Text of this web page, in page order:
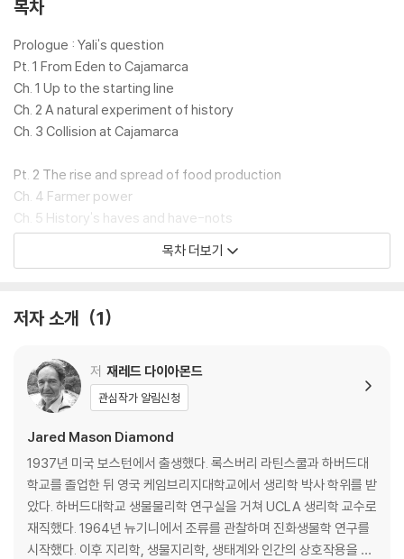
ring or displacing their peoples. This edition includes a new ch
apter on Japan and all-new illustrations drawn from the televi
sion series. Until around 11,000 BC, all peoples were still Stone
Age hunter/gatherers. At that point, a great divide occurred in
the rates that human societies evolved. In Eurasia, parts of th
f existence when indigenous wild plants and animals were do
mesticated by prehistoric planters and herders. As Jared Dia
mond vividly reveals, the very people who gained a head start
in producing food would collide with preliterate cultures, shapi
ng the modern world through conquest, displacement, and ge
and geography. But how did differences in societies arise? W
to colonize Europe? Diamond dismantles pernicious racial the
ories tracing societal differences to biological differences. He
assembles convincing evidence linking germs to domesticati
on of animals, germs that Eurasians then spread in epidemic p
roportions in their voyages of discovery. In its sweep, Guns, G
erms and Steel encompasses the rise of agriculture, technolo
gy, writing, government, and religion, providing a unifying theo
ry of human history as intriguing as the histories of dinosaurs a
nd glaciers. 32 illustrations
목차
Prologue : Yali's question
Pt. 1 From Eden to Cajamarca
Ch. 1 Up to the starting line
Ch. 2 A natural experiment of history
Ch. 3 Collision at Cajamarca
Pt. 2 The rise and spread of food production
Ch. 4 Farmer power
Ch. 5 History's haves and have-nots
Ch. 6 To farm or not to farm
Ch. 7 How to make an almond
ple
Pt. 3 From food to guns, germs, and steel
Ch. 11 Lethal gift of livestock
Ch. 12 Blueprints and borrowed letters
Ch. 13 Necessity's mother
Ch. 14 From egalitarianism to kleptocracy
Pt. 4 Around the world in five chapters
Ch. 15 Yali's people
목차 더보기
저자 소개 1
저 재레드 다이아몬드
관심작가 알림신청
Jared Mason Diamond
1937년 미국 보스턴에서 출생했다. 록스버리 라틴스쿨과 하버드대
학교를 졸업한 뒤 영국 케임브리지대학교에서 생리학 박사 학위를 받
았다. 하버드대학교 생물물리학 연구실을 거쳐 UCLA 생리학 교수로
재직했다. 1964년 뉴기니에서 조류를 관찰하며 진화생물학 연구를
시작했다. 이후 지리학, 생물지리학, 생태계와 인간의 상호작용을 연